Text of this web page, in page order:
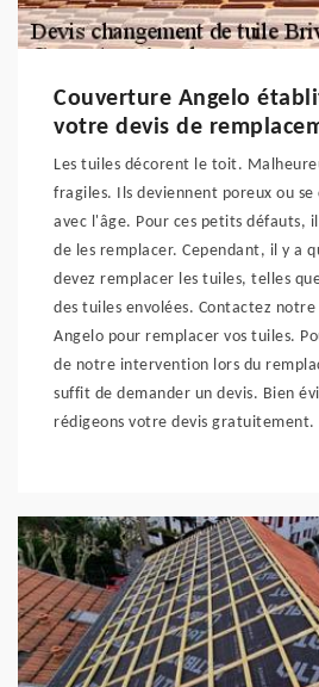
Couverture Angelo
votre devis de
Les tuiles décorent le toit.
fragiles. Ils deviennent poreux ou
avec l'âge. Pour ces petits défauts,
de les remplacer. Cependant, il y a
devez remplacer les tuiles, telles
des tuiles envolées. Contactez
Angelo pour remplacer vos tuiles.
de notre intervention lors du
suffit de demander un devis. Bien
rédigeons votre devis gratuitement.